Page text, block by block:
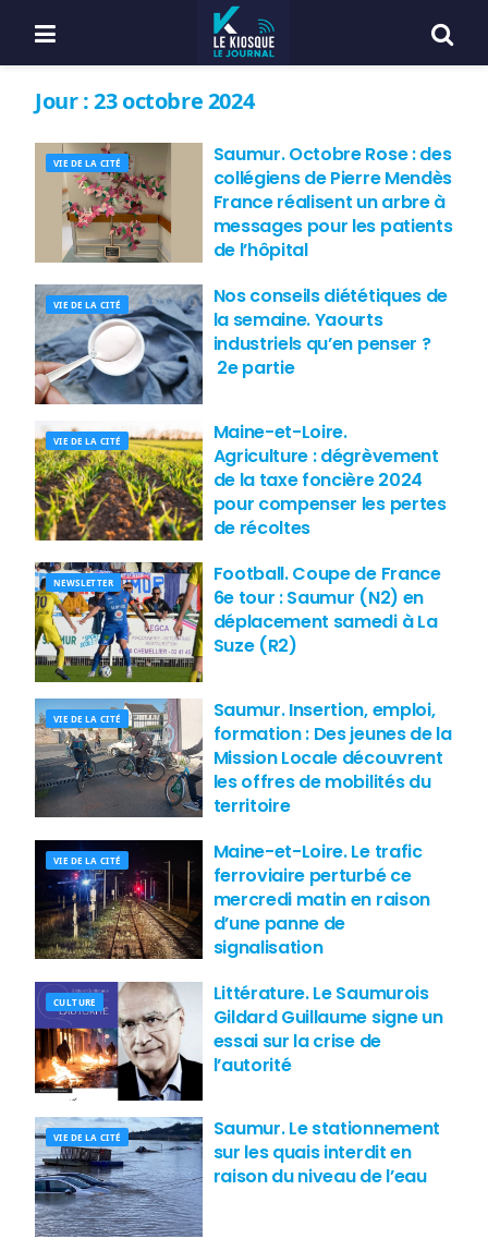
Jour :23 octobre 2024
VIE DE LA CITÉ
Saumur. Octobre Rose : des
collégiens de Pierre Mendès
France réalisent un arbre à
messages pour les patients
de l’hôpital
VIE DE LA CITÉ
Nos conseils diététiques de
la semaine. Yaourts
industriels qu’en penser ?
2e partie
VIE DE LA CITÉ
Maine-et-Loire.
Agriculture : dégrèvement
de la taxe foncière 2024
pour compenser les pertes
de récoltes
NEWSLETTER
Football. Coupe de France
6e tour : Saumur (N2) en
déplacement samedi à La
Suze (R2)
VIE DE LA CITÉ
Saumur. Insertion, emploi,
formation : Des jeunes de la
Mission Locale découvrent
les offres de mobilités du
territoire
VIE DE LA CITÉ
Maine-et-Loire. Le trafic
ferroviaire perturbé ce
mercredi matin en raison
d’une panne de
signalisation
CULTURE
Littérature. Le Saumurois
Gildard Guillaume signe un
essai sur la crise de
l’autorité
VIE DE LA CITÉ
Saumur. Le stationnement
sur les quais interdit en
raison du niveau de l’eau